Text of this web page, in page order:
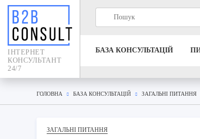
IНТЕРНЕТ
КОНСУЛЬТАНТ
24/7
БАЗА КОНСУЛЬТАЦIЙ
ГОЛОВНА БАЗА КОНСУЛЬТАЦIЙ ЗАГАЛЬНІ ПИТАННЯ
ЗАГАЛЬНІ ПИТАННЯ